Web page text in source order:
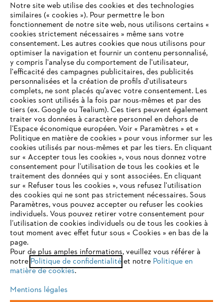
#STIHL
L'Entreprise
STIHL FAQ
Contact
Politique de protection des données
Mentions légales Utilisation des cookies
VOTRE NAVIGATEUR INTERNET
N'EST PLUS PRIS EN CHARGE
Vous utilisez un navigateur Internet que nous ne prenons plus
en charge, et certaines fonctionnalités de notre site ne
peuvent fonctionner correctement. Pour une utilisation
optimale de notre site, nous vous recommandons de passer à
l'un des navigateurs suivants :
Notre site web utilise des cookies et des technologies
similaires (« cookies »). Pour permettre le bon
fonctionnement de notre site web, nous utilisons certains «
cookies strictement nécessaires » même sans votre
consentement. Les autres cookies que nous utilisons pour
optimiser la navigation et fournir un contenu personnalisé,
y compris l'analyse du comportement de l'utilisateur,
l'efficacité des campagnes publicitaires, des publicités
personnalisées et la création de profils d'utilisateurs
complets, ne sont placés qu'avec votre consentement. Les
cookies sont utilisés à la fois par nous-mêmes et par des
tiers (ex. Google ou Tealium). Ces tiers peuvent également
traiter vos données à caractère personnel en dehors de
l’Espace économique européen. Voir « Paramètres » et «
Politique en matière de cookies » pour vous informer sur les
cookies utilisés par nous-mêmes et par les tiers. En cliquant
sur « Accepter tous les cookies », vous nous donnez votre
consentement pour l’utilisation de tous les cookies et le
traitement des données qui y sont associées. En cliquant
sur « Refuser tous les cookies », vous refusez l'utilisation
des cookies qui ne sont pas strictement nécessaires. Sous
Paramètres, vous pouvez accepter ou refuser les cookies
individuels. Vous pouvez retirer votre consentement pour
l’utilisation de cookies individuels ou de tous les cookies à
tout moment avec effet futur sous « Cookies » en bas de la
page.
Pour de plus amples informations, veuillez vous référer à
notre Politique de confidentialitéet notre Politique en
matière de cookies.
Mentions légales